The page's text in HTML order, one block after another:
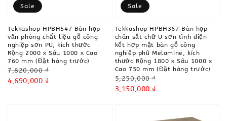
Sale
Tekkashop HPBH547 Bàn họp
văn phòng chất liệu gỗ công
nghiệp sơn PU, kích thước
Rộng 2000 x Sâu 1000 x Cao
760 mm (Đặt hàng trước)
Regular
price
7,820,000 ₫
Sale
4,690,000 ₫
Sale
Tekkashop HPBH367 Bàn họp
chân sắt chữ U sơn tĩnh điện
kết hợp mặt bàn gỗ công
nghiệp phủ Melamine, kích
thước Rộng 1800 x Sâu 1000 x
Cao 750 mm (Đặt hàng trước)
Regular
price
5,250,000 ₫
Sale
3,150,000 ₫